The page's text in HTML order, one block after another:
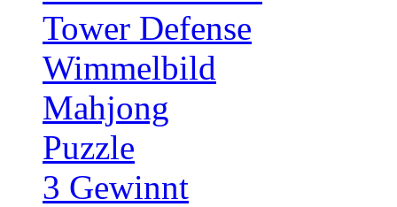
Tower Defense
Wimmelbild
Mahjong
Puzzle
3 Gewinnt